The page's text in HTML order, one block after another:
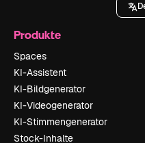
Produkte
Spaces
KI-Assistent
KI-Bildgenerator
KI-Videogenerator
KI-Stimmengenerator
Stock-Inhalte